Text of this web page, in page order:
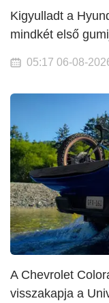
Kigyulladt a
mindkét első
05:17 06-08-
A Chevrolet
visszakapja a